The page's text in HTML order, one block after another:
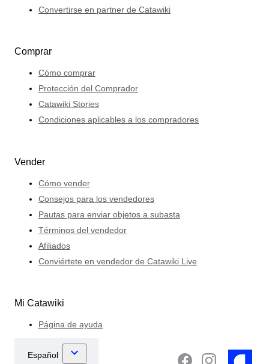
Convertirse en partner de Catawiki
Comprar
Cómo comprar
Protección del Comprador
Catawiki Stories
Condiciones aplicables a los compradores
Vender
Cómo vender
Consejos para los vendedores
Pautas para enviar objetos a subasta
Términos del vendedor
Afiliados
Conviértete en vendedor de Catawiki Live
Mi Catawiki
Página de ayuda